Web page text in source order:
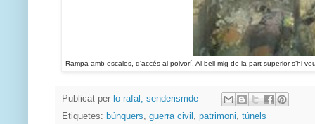
Rampa amb escales, d’accés al polvorí. Al bell mig de la part superior s’hi
Publicat per lo rafal, senderismde
Etiquetes: búnquers, guerra civil , patrimoni, túnels